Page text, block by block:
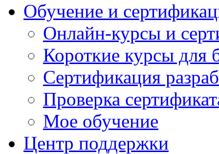
Обучение и
Онлайн-курсы и
Короткие курсы для
Сертификация
Проверка
Мое обучение
Центр поддержки